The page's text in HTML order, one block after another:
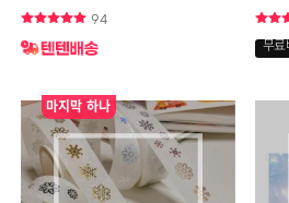
94
무료
마지막 하나